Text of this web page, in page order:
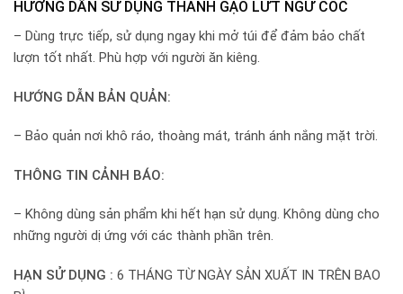
HƯỚNG DẪN SỬ DỤNG THANH GẠO LỨT NGỮ CỐC
– Dùng trực tiếp, sử dụng ngay khi mở túi để đảm bảo chất
lượn tốt nhất. Phù hợp với người ăn kiêng.
HƯỚNG DẪN BẢN QUẢN:
– Bảo quản nơi khô ráo, thoàng mát, tránh ánh nắng mặt trời.
THÔNG TIN CẢNH BÁO:
– Không dùng sản phẩm khi hết hạn sử dụng. Không dùng cho
những người dị ứng với các thành phần trên.
HẠN SỬ DỤNG : 6 THÁNG TỪ NGÀY SẢN XUẤT IN TRÊN BAO